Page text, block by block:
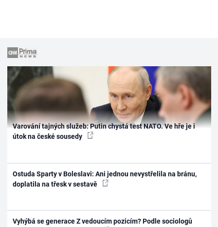
Varování tajných služeb: Putin chystá test NATO. Ve hře je i
útok na české sousedy
Ostuda Sparty v Boleslavi: Ani jednou nevystřelila na bránu,
doplatila na třesk v sestavě
Vyhýbá se generace Z vedoucím pozicím? Podle sociologů